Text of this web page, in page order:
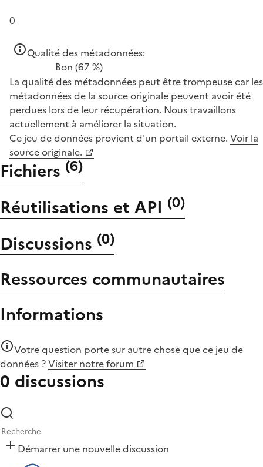
0
Qualité des métadonnées:
Bon (67 %)
La qualité des métadonnées peut être trompeuse car les
métadonnées de la source originale peuvent avoir été
perdues lors de leur récupération. Nous travaillons
actuellement à améliorer la situation.
Ce jeu de données provient d'un portail externe. Voir la
source originale.
Fichiers (6)
Réutilisations et API (0)
Discussions (0)
Ressources communautaires
Informations
Votre question porte sur autre chose quece jeu de
données ?Visiter notre forum
0 discussions
Démarrer une nouvelle discussion